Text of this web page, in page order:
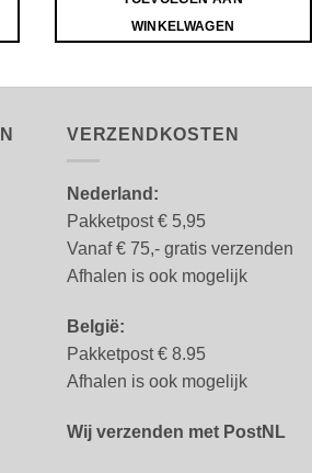
WINKELWAGEN
VERZENDKOSTEN
Nederland:
Pakketpost € 5,95
Vanaf € 75,- gratis verzenden
Afhalen is ook mogelijk
België:
Pakketpost € 8.95
Afhalen is ook mogelijk
Wij verzenden met PostNL